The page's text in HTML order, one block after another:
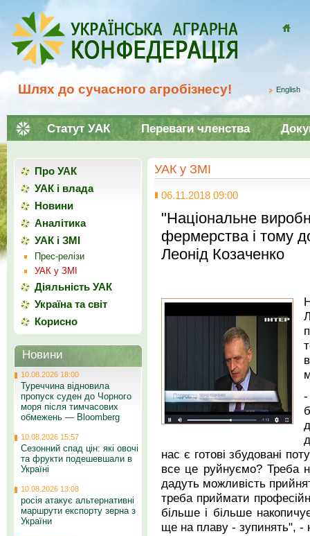
Шлях до сучасного агробізнесу! English
Статут УАК Переваги членства
УАК у ЗМІ
06.11.2018 09:00
"Національне
фермерства і тому
Леонід Козаченко
-
нас є готові збудовані
все це руйнуємо? Треба
дадуть можливість
треба приймати
більше і більше
ще на плаву - зупинять", -
Про УАК
УАК і влада
Новини
Аналітика
УАК і ЗМІ
Прес-релізи
УАК у ЗМІ
Діяльність УАК
Україна та світ
Корисно
Новини
10.08.2026 18:00
Туреччина відновила
пропуск суден до Чорного
моря після тимчасових
обмежень — Bloomberg
10.08.2026 15:57
Сезонний спад цін: які овочі
та фрукти подешевшали в
Україні
10.08.2026 13:08
росія атакує альтернативні
маршрути експорту зерна з
України